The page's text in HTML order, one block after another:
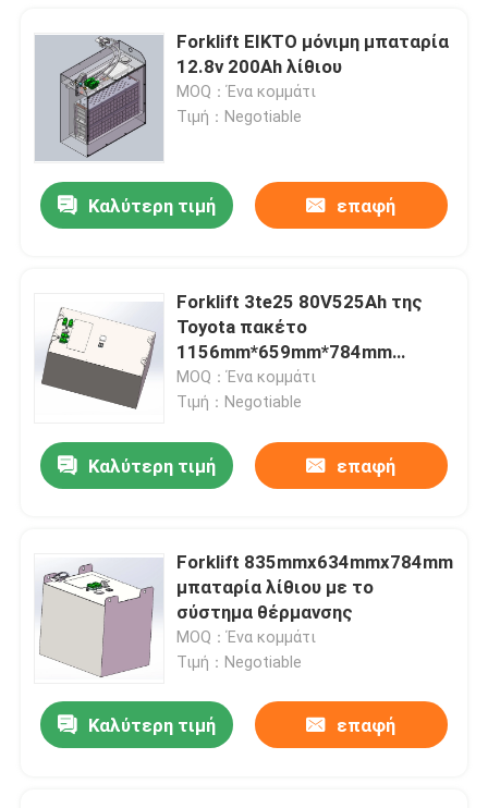
Ηλεκτρική μπαταρία λίθιου τρυπανιών
Κύτταρο μπαταριών λίθιου
Ενότητα μπαταριών λίθιου
Forklift EIKTO μόνιμη μπαταρία
12.8v 200Ah λίθιου
MOQ：Ένα κομμάτι
Τιμή：Negotiable
Καλύτερη τιμή επαφή
Forklift 3te25 80V525Ah της
Toyota πακέτο
1156mm*659mm*784mm
μπαταριών
MOQ：Ένα κομμάτι
Τιμή：Negotiable
Καλύτερη τιμή επαφή
Forklift 835mmx634mmx784mm
μπαταρία λίθιου με το
σύστημα θέρμανσης
MOQ：Ένα κομμάτι
Τιμή：Negotiable
Καλύτερη τιμή επαφή